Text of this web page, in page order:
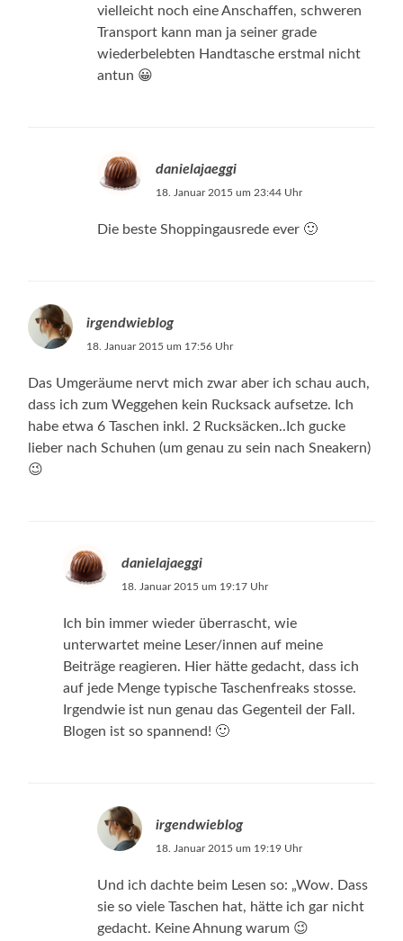
vielleicht noch eine Anschaffen, schweren
Transport kann man ja seiner grade
wiederbelebten Handtasche erstmal nicht
antun 😀
danielajaeggi
18. Januar 2015 um 23:44 Uhr
Die beste Shoppingausrede ever 🙂
irgendwieblog
18. Januar 2015 um 17:56 Uhr
Das Umgeräume nervt mich zwar aber ich schau auch,
dass ich zum Weggehen kein Rucksack aufsetze. Ich
habe etwa 6 Taschen inkl. 2 Rucksäcken..Ich gucke
lieber nach Schuhen (um genau zu sein nach Sneakern)
😉
danielajaeggi
18. Januar 2015 um 19:17 Uhr
Ich bin immer wieder überrascht, wie
unterwartet meine Leser/innen auf meine
Beiträge reagieren. Hier hätte gedacht, dass ich
auf jede Menge typische Taschenfreaks stosse.
Irgendwie ist nun genau das Gegenteil der Fall.
Blogen ist so spannend! 🙂
irgendwieblog
18. Januar 2015 um 19:19 Uhr
Und ich dachte beim Lesen so: „Wow. Dass
sie so viele Taschen hat, hätte ich gar nicht
gedacht. Keine Ahnung warum 😉